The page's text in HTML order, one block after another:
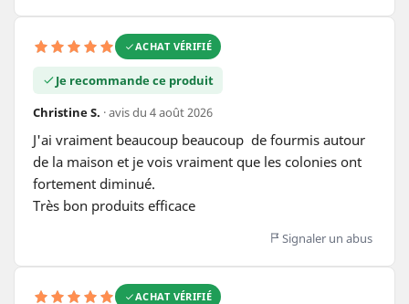
ACHAT VÉRIFIÉ
Je recommande ce produit
Christine S. · avis du 4 août 2026
J'ai vraiment beaucoup beaucoup  de fourmis autour
de la maison et je vois vraiment que les colonies ont
fortement diminué.
Très bon produits efficace
Signaler un abus
ACHAT VÉRIFIÉ